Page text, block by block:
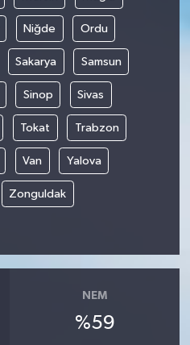
Niğde Ordu
Sakarya Samsun
Sinop Sivas
Tokat Trabzon
Van Yalova
Zonguldak
NEM
%59